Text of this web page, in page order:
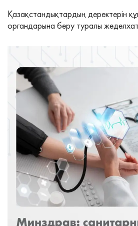
Қазақстандықтардың деректерін
органдарына беру туралы жеделхат